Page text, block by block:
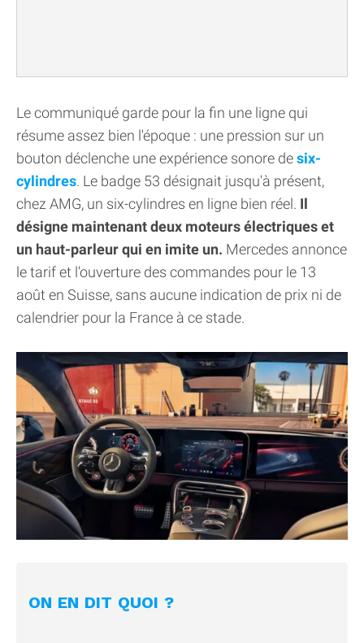
Le communiqué garde pour la fin une ligne qui
résume assez bien l'époque : une pression sur un
bouton déclenche une expérience sonore desix-
cylindres. Le badge 53 désignait jusqu'à présent,
chez AMG, un six-cylindres en ligne bien réel. Il
désigne maintenant deux moteurs électriques et
un haut-parleur qui en imite un. Mercedes annonce
le tarif et l'ouverture des commandes pour le 13
août en Suisse, sans aucune indication de prix ni de
calendrier pour la France à ce stade.
ON EN DIT QUOI ?